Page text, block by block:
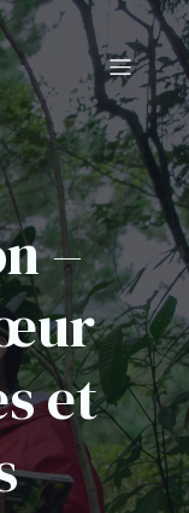
–
et